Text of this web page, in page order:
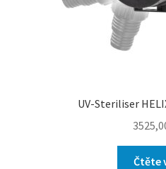
UV-Steriliser
Čtěte